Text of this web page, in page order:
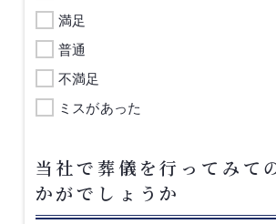
満足
普通
不満足
ミスがあった
当社で葬儀を行ってみて
かがでしょうか